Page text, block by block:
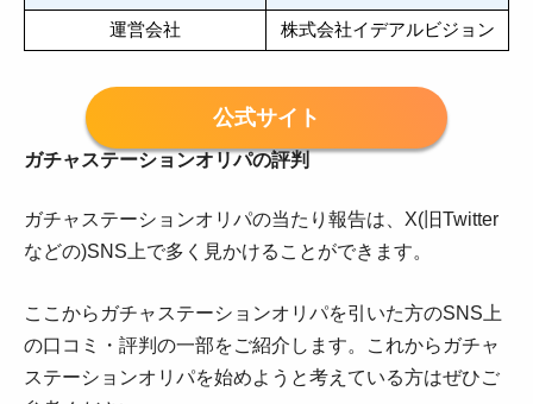
運営会社 株式会社イデアルビジョン
公式サイト
ガチャステーションオリパの評判
ガチャステーションオリパの当たり報告は、X(旧Twitter
などの)SNS上で多く見かけることができます。
ここからガチャステーションオリパを引いた方のSNS上
の口コミ・評判の一部をご紹介します。これからガチャ
ステーションオリパを始めようと考えている方はぜひご